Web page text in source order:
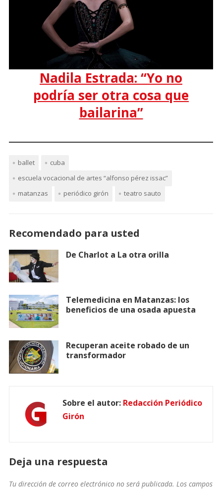
Nadila Estrada: “Yo no
podría ser otra cosa que
bailarina”
ballet
cuba
escuela vocacional de artes “alfonso pérez issac”
matanzas
periódico girón teatro sauto
Recomendado para usted
De Charlot a La otra orilla
Telemedicina en Matanzas: los
beneficios de una osada apuesta
Recuperan aceite robado de un
transformador
Sobre el autor: Redacción Periódico
Girón
Deja una respuesta
Tu dirección de correo electrónico no será publicada. Los campos